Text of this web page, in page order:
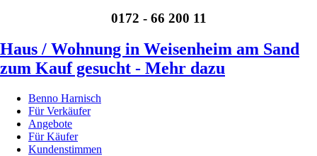
0172 - 66 200 11
Haus / Wohnung in Weisenheim am Sand
zum Kauf gesucht - Mehr dazu
Benno Harnisch
Für Verkäufer
Angebote
Für Käufer
Kundenstimmen